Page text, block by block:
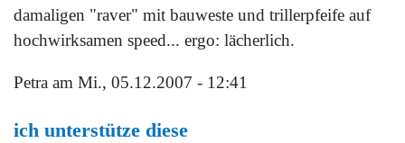
damaligen "raver" mit bauweste und trillerpfeife auf
hochwirksamen speed... ergo: lächerlich.
Petra am Mi., 05.12.2007 - 12:41
ich unterstütze diese